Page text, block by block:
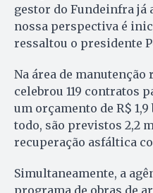
gestor do Fundeinfra já
nossa perspectiva é
ressaltou o presidente
Na área de
celebrou 119 contratos
um orçamento de R$
todo, são previstos 2,2
recuperação asfáltica
Simultaneamente, a
programa de obras de